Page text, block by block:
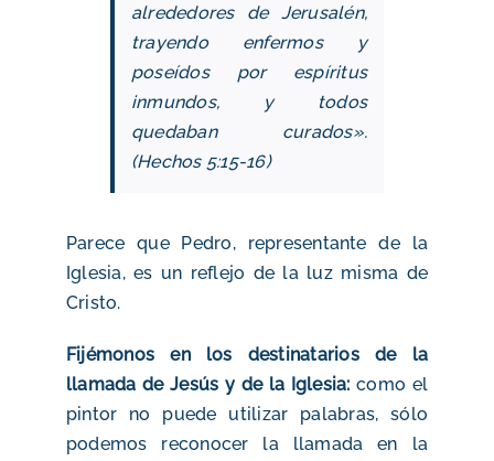
alrededores de Jerusalén,
trayendo enfermos y
poseídos por espíritus
inmundos, y todos
quedaban curados».
(Hechos 5:15-16)
Parece que Pedro, representante de la
Iglesia, es un reflejo de la luz misma de
Cristo.
Fijémonos en los destinatarios de la
llamada de Jesús y de la Iglesia:como el
pintor no puede utilizar palabras, sólo
podemos reconocer la llamada en la